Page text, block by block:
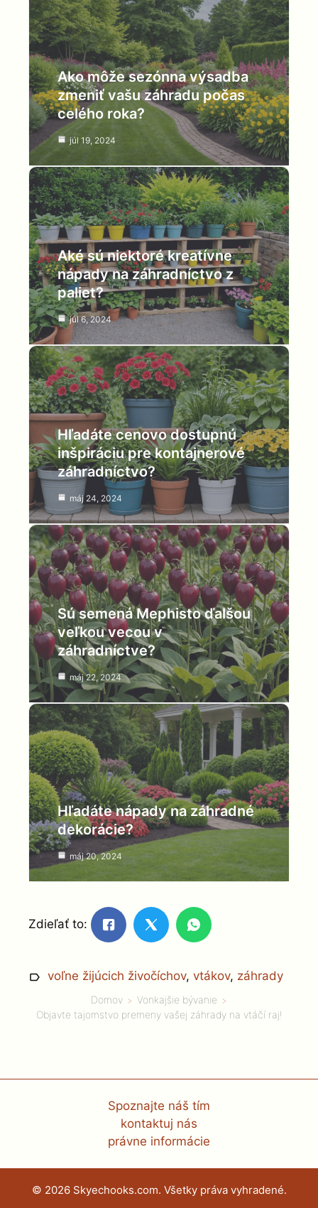
Ako môže sezónna výsadba
zmeniť vašu záhradu počas
celého roka?
júl 19, 2024
Aké sú niektoré kreatívne
nápady na záhradníctvo z
paliet?
júl 6, 2024
Hľadáte cenovo dostupnú
inšpiráciu pre kontajnerové
záhradníctvo?
máj 24, 2024
Sú semená Mephisto ďalšou
veľkou vecou v
záhradníctve?
máj 22, 2024
Hľadáte nápady na záhradné
dekorácie?
máj 20, 2024
Zdieľať to:
voľne žijúcich živočíchov, vtákov, záhrady
Domov
Vonkajšie bývanie
Objavte tajomstvo premeny vašej záhrady na vtáčí raj!
Spoznajte náš tím
kontaktuj nás
právne informácie
© 2026 Skyechooks.com. Všetky práva vyhradené.